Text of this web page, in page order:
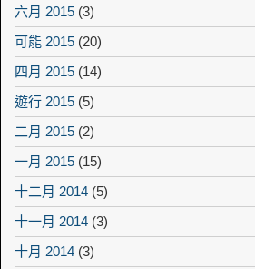
六月 2015 (3)
可能 2015 (20)
四月 2015 (14)
遊行 2015 (5)
二月 2015 (2)
一月 2015 (15)
十二月 2014 (5)
十一月 2014 (3)
十月 2014 (3)